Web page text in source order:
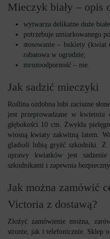
Mieczyk biały – opis
wytwarza delikatne duże
potrzebuje umiarkowanego
stosowanie – bukiety (kwiat
rabatowa w ogrodzie;
mrozoodporność – nie.
Jak sadzić mieczyki
Roślina ozdobna lubi zaciszne
jest przeprowadzane w
głębokości 10 cm. Zwykła
wiosną kwiaty zakwitną latem.
gladioli lubią gryźć szkodniki. Z
uprawy kwiatków jest
szkodnikami i zapewnia
Jak można zamówić
Victoria z dostawą?
Złożyć zamówienie można,
stronie, jak i telefonicznie. Sklep